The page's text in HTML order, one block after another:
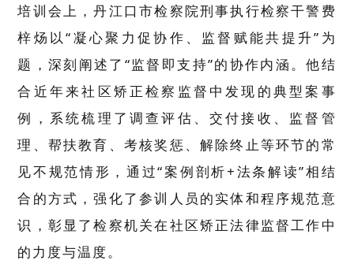
培训会上，丹江口市检察院刑事执行检察干警费
梓炀以“凝心聚力促协作、监督赋能共提升”为
题，深刻阐述了“监督即支持”的协作内涵。他结
合近年来社区矫正检察监督中发现的典型案事
例，系统梳理了调查评估、交付接收、监督管
理、帮扶教育、考核奖惩、解除终止等环节的常
见不规范情形，通过“案例剖析+法条解读”相结
合的方式，强化了参训人员的实体和程序规范意
识，彰显了检察机关在社区矫正法律监督工作中
的力度与温度。